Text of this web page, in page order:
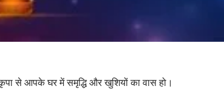
कृपा से आपके घर में समृद्धि और खुशियों का वास हो।